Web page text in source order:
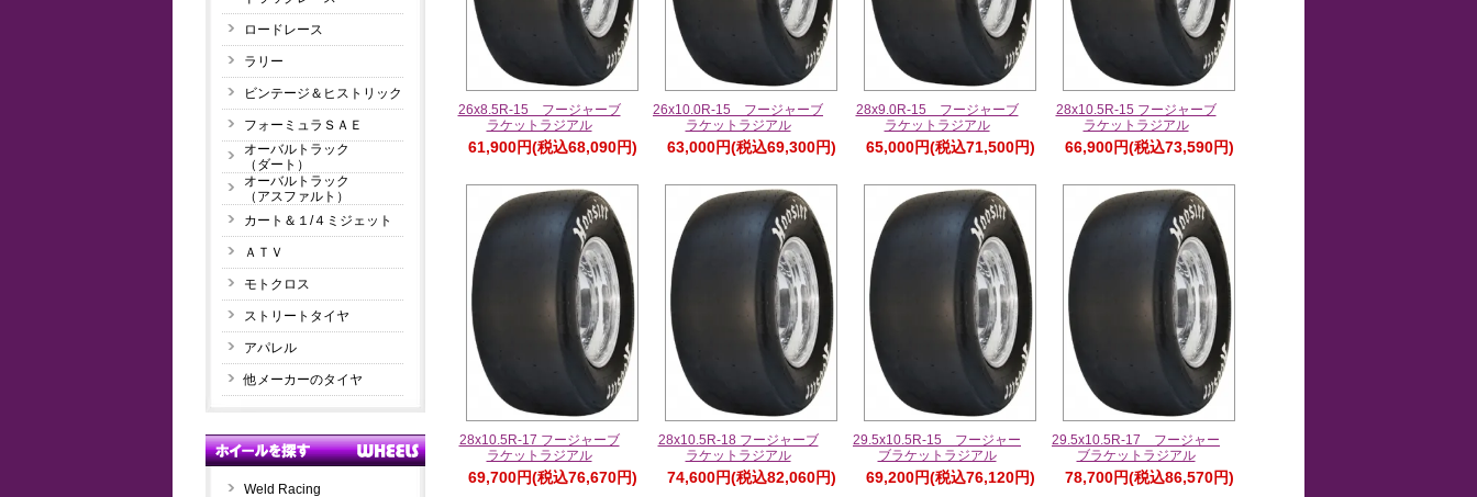
ロードレース
ラリー
ビンテージ＆ヒストリック
フォーミュラＳＡＥ
オーバルトラック
（ダート）
オーバルトラック
（アスファルト）
カート＆１/４ミジェット
ＡＴＶ
モトクロス
ストリートタイヤ
アパレル
他メーカーのタイヤ
Weld Racing
26x8.5R-15 フージャーブ
ラケットラジアル
61,900円(税込68,090円)
26x10.0R-15 フージャーブ
ラケットラジアル
63,000円(税込69,300円)
28x9.0R-15 フージャーブ
ラケットラジアル
65,000円(税込71,500円)
28x10.5R-15 フージャーブ
ラケットラジアル
66,900円(税込73,590円)
28x10.5R-17 フージャーブ
ラケットラジアル
69,700円(税込76,670円)
28x10.5R-18 フージャーブ
ラケットラジアル
74,600円(税込82,060円)
29.5x10.5R-15 フージャー
ブラケットラジアル
69,200円(税込76,120円)
29.5x10.5R-17 フージャー
ブラケットラジアル
78,700円(税込86,570円)